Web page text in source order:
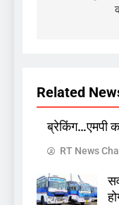
Related
ब्रेकिंग…एमपी
RT News